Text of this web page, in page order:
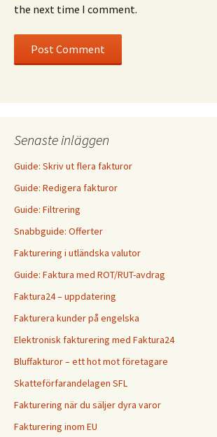
the next time I comment.
Senaste inläggen
Guide: Skriv ut flera fakturor
Guide: Redigera fakturor
Guide: Filtrering
Snabbguide: Offerter
Fakturering i utländska valutor
Guide: Faktura med ROT/RUT-avdrag
Faktura24 – uppdatering
Fakturera kunder på engelska
Elektronisk fakturering med Faktura24
Bluffakturor – ett hot mot företagare
Skatteförfarandelagen SFL
Fakturering när du säljer dyra varor
Fakturering inom EU